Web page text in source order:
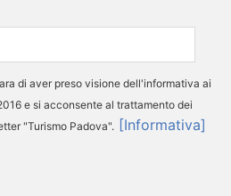
di aver preso visione dell'informativa ai
e si acconsente al trattamento dei
"Turismo Padova". [Informativa]